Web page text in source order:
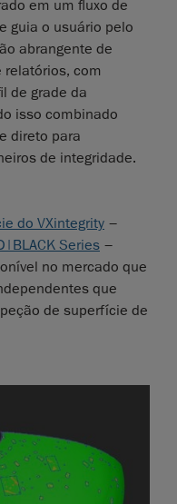
em um fluxo de
guia o usuário pelo
abrangente de
com
de grade da
isso combinado
direto para
de integridade.
do VXintegrity –
Series –
no mercado que
que
de superfície de